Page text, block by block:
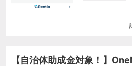
【自治体助成金対象！】